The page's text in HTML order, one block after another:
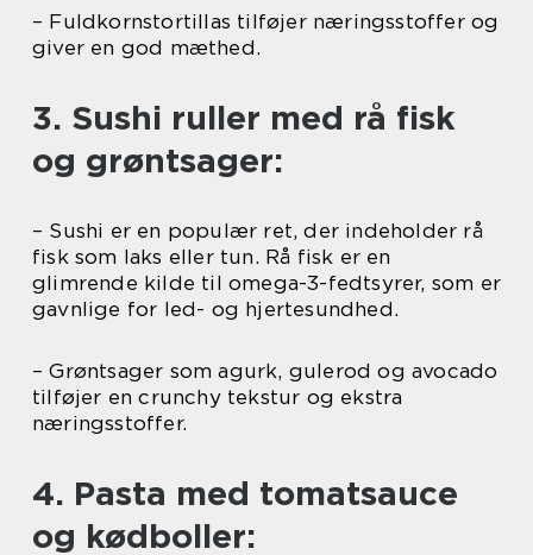
– Fuldkornstortillas tilføjer næringsstoffer og
giver en god mæthed.
3. Sushi ruller med rå fisk
og grøntsager:
– Sushi er en populær ret, der indeholder rå
fisk som laks eller tun. Rå fisk er en
glimrende kilde til omega-3-fedtsyrer, som er
gavnlige for led- og hjertesundhed.
– Grøntsager som agurk, gulerod og avocado
tilføjer en crunchy tekstur og ekstra
næringsstoffer.
4. Pasta med tomatsauce
og kødboller: